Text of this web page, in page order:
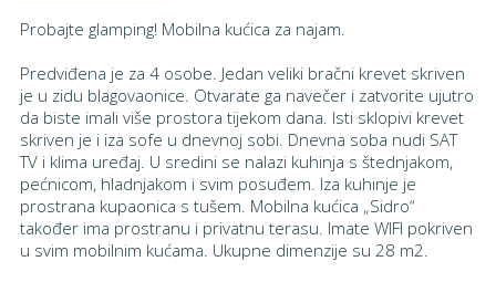
Probajte glamping! Mobilna kućica za najam.
Predviđena je za 4 osobe. Jedan veliki bračni krevet skriven
je u zidu blagovaonice. Otvarate ga navečer i zatvorite ujutro
da biste imali više prostora tijekom dana. Isti sklopivi krevet
skriven je i iza sofe u dnevnoj sobi. Dnevna soba nudi SAT
TV i klima uređaj. U sredini se nalazi kuhinja s štednjakom,
pećnicom, hladnjakom i svim posuđem. Iza kuhinje je
prostrana kupaonica s tušem. Mobilna kućica „Sidro“
također ima prostranu i privatnu terasu. Imate WIFI pokriven
u svim mobilnim kućama. Ukupne dimenzije su 28 m2.